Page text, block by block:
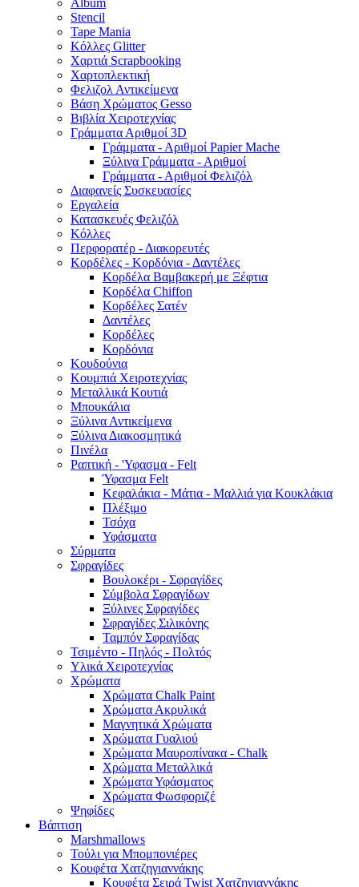
Album
Stencil
Tape Mania
Κόλλες Glitter
Χαρτιά Scrapbooking
Χαρτοπλεκτική
Φελιζολ Αντικείμενα
Βάση Χρώματος Gesso
Βιβλία Χειροτεχνίας
Γράμματα Αριθμοί 3D
Γράμματα - Αριθμοί Papier Mache
Ξύλινα Γράμματα - Αριθμοί
Γράμματα - Αριθμοί Φελιζόλ
Διαφανείς Συσκευασίες
Εργαλεία
Κατασκευές Φελιζόλ
Κόλλες
Περφορατέρ - Διακορευτές
Κορδέλες - Κορδόνια - Δαντέλες
Κορδέλα Βαμβακερή με Ξέφτια
Κορδέλα Chiffon
Κορδέλες Σατέν
Δαντέλες
Κορδέλες
Κορδόνια
Κουδούνια
Κουμπιά Χειροτεχνίας
Μεταλλικά Κουτιά
Μπουκάλια
Ξύλινα Αντικείμενα
Ξύλινα Διακοσμητικά
Πινέλα
Ραπτική - 'Υφασμα - Felt
Ύφασμα Felt
Κεφαλάκια - Μάτια - Μαλλιά για Κουκλάκια
Πλέξιμο
Τσόχα
Υφάσματα
Σύρματα
Σφραγίδες
Βουλοκέρι - Σφραγίδες
Σύμβολα Σφραγίδων
Ξύλινες Σφραγίδες
Σφραγίδες Σιλικόνης
Ταμπόν Σφραγίδας
Τσιμέντο - Πηλός - Πολτός
Υλικά Χειροτεχνίας
Χρώματα
Χρώματα Chalk Paint
Χρώματα Ακρυλικά
Μαγνητικά Χρώματα
Χρώματα Γυαλιού
Χρώματα Μαυροπίνακα - Chalk
Χρώματα Μεταλλικά
Χρώματα Υφάσματος
Χρώματα Φωσφοριζέ
Ψηφίδες
Βάπτιση
Marshmallows
Τούλι για Μπομπονιέρες
Κουφέτα Χατζηγιαννάκης
Κουφέτα Σειρά Twist Χατζηγιαννάκης